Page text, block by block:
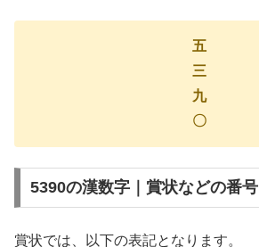
五
三
九
〇
5390の漢数字｜賞状などの番号
賞状では、以下の表記となります。